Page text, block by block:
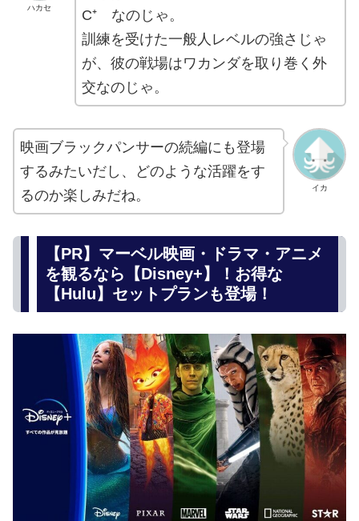
ハカセ
C⁺ なのじゃ。
訓練を受けた一般人レベルの強さじゃ
が、彼の戦場はワカンダを取り巻く外
交なのじゃ。
イカ
映画ブラックパンサーの続編にも登場
するみたいだし、どのような活躍をす
るのか楽しみだね。
【PR】マーベル映画・ドラマ・アニメ
を観るなら【Disney+】！お得な
【Hulu】セットプランも登場！